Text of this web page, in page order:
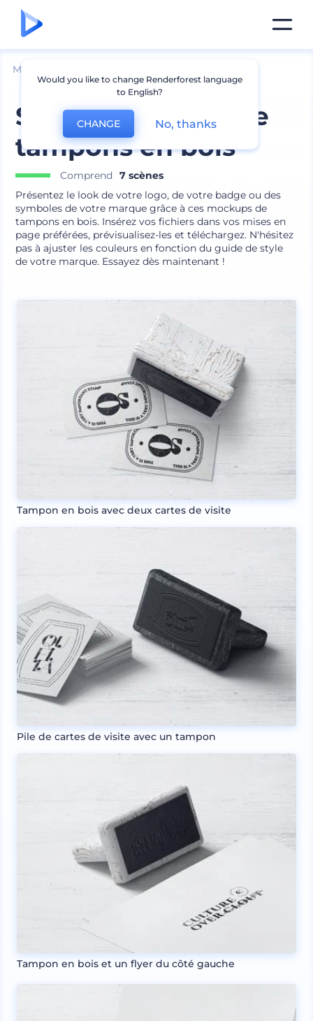
Mockups
Set de mockups de
tampons en bois
Comprend
7 scènes
Présentez le look de votre logo, de votre badge ou des
symboles de votre marque grâce à ces mockups de
tampons en bois. Insérez vos fichiers dans vos mises en
page préférées, prévisualisez-les et téléchargez. N'hésitez
pas à ajuster les couleurs en fonction du guide de style
de votre marque. Essayez dès maintenant !
Tampon en bois avec deux cartes de visite
Pile de cartes de visite avec un tampon
Tampon en bois et un flyer du côté gauche
Would you like to change Renderforest language
to English?
CHANGE No, thanks